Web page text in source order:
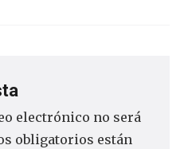
electrónico no será
obligatorios están